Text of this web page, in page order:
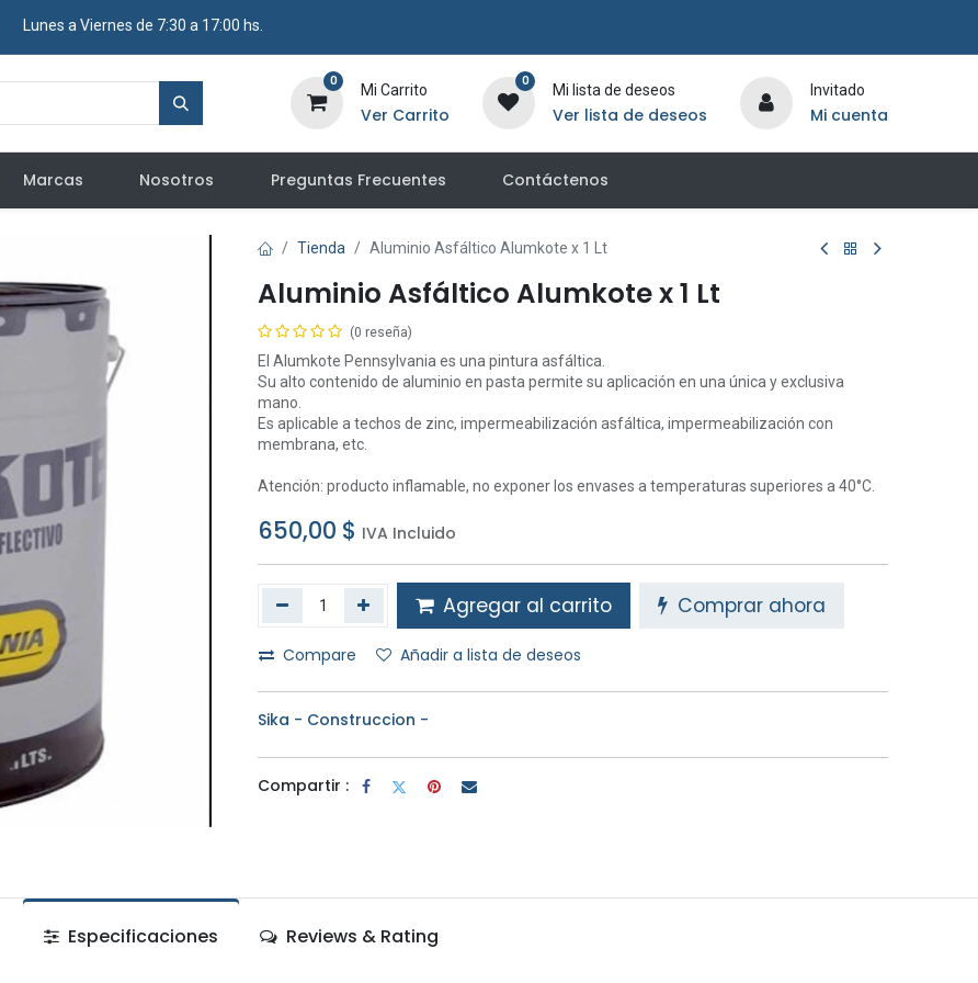
​ Lunes a Viernes de 7:30 a 17:00 hs.
0
Mi Carrito
Ver Carrito
0
Mi lista de deseos
Ver lista de deseos
Invitado
Mi cuenta
Marcas Nosotros Preguntas Frecuentes Contáctenos
Tienda Aluminio Asfáltico Alumkote x 1 Lt
Aluminio Asfáltico Alumkote x 1 Lt
(0 reseña)
El Alumkote Pennsylvania es una pintura asfáltica.
Su alto contenido de aluminio en pasta permite su aplicación en una única y exclusiva
mano.
Es aplicable a techos de zinc, impermeabilización asfáltica, impermeabilización con
membrana, etc.
Atención: producto inflamable, no exponer los envases a temperaturas superiores a 40°C.
650,00 $ IVA Incluido
Agregar al carrito Comprar ahora
Compare Añadir a lista de deseos
Sika - Construccion -
Compartir :
Especificaciones Reviews & Rating